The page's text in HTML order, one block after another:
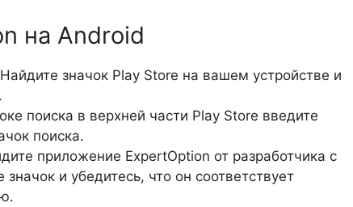
на Android
Найдите значок Play Store на вашем устройстве и
поиска в верхней части Play Store введите
поиска.
приложение ExpertOption от разработчика с
и убедитесь, что он соответствует